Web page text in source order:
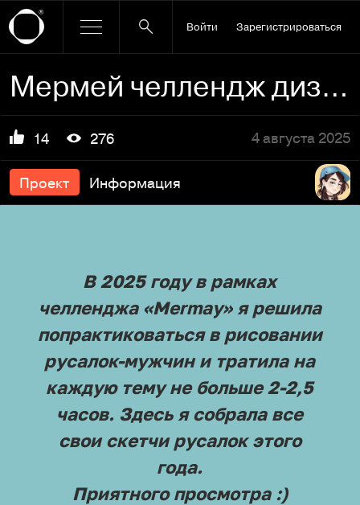
Войти Зарегистрироваться
Мермей челлендж дизайн персонажа в аниме манга стиле
14 276 4 августа 2025
Проект Информация
В 2025 году в рамках
челленджа «Mermay» я решила
попрактиковаться в рисовании
русалок-мужчин и тратила на
каждую тему не больше 2-2,5
часов. Здесь я собрала все
свои скетчи русалок этого
года.
Приятного просмотра :)